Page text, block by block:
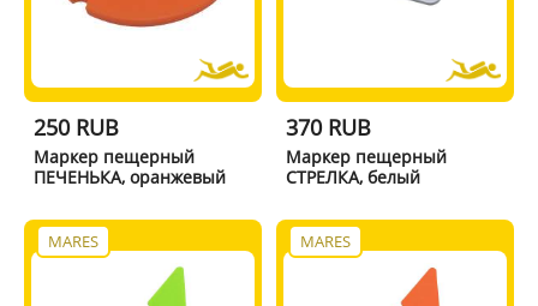
250 RUB
Маркер пещерный
ПЕЧЕНЬКА, оранжевый
370 RUB
Маркер пещерный
СТРЕЛКА, белый
MARES MARES